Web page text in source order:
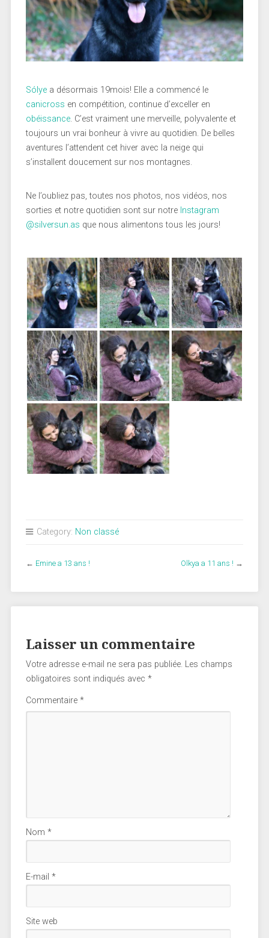
Sólyea désormais 19mois! Elle a commencé le
canicross en compétition, continue d’exceller en
obéissance. C’est vraiment une merveille, polyvalente et
toujours un vrai bonheur à vivre au quotidien. De belles
aventures l’attendent cet hiver avec la neige qui
s’installent doucement sur nos montagnes.
Ne l’oubliez pas, toutes nos photos, nos vidéos, nos
sorties et notre quotidien sont sur notre Instagram
@silversun.as que nous alimentons tous les jours!
Category: Non classé
← Emine a 13 ans ! Olkya a 11 ans ! →
Laisser un commentaire
Votre adresse e-mail ne sera pas publiée. Les champs
obligatoires sont indiqués avec *
Commentaire *
Nom *
E-mail *
Site web